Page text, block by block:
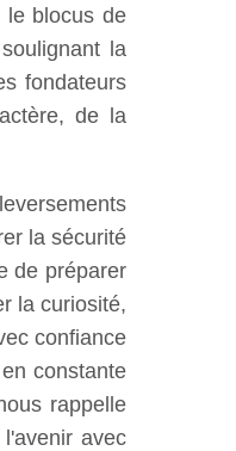
le blocus de
la
fondateurs
de la
la sécurité
de préparer
la curiosité,
confiance
constante
rappelle
avec